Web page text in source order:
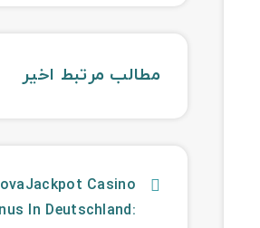
مطالب مرتبط اخیر
Casino
In Deutschland: